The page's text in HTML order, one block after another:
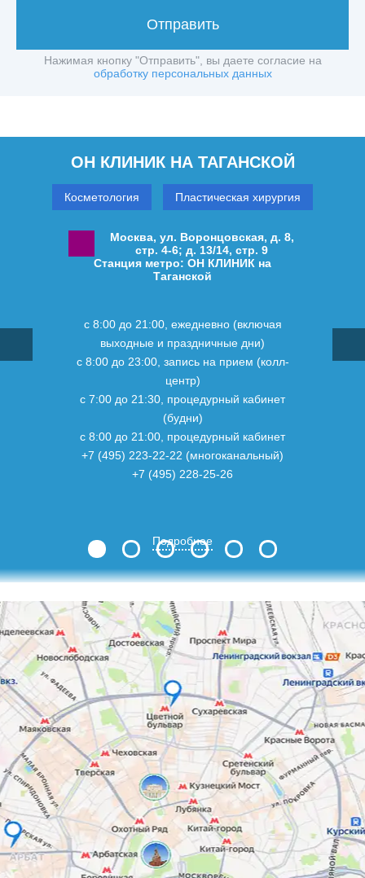
Отправить
Нажимая кнопку "Отправить", вы даете согласие на
обработку персональных данных
ОН КЛИНИК НА ТАГАНСКОЙ
Косметология Пластическая хирургия
Москва, ул. Воронцовская, д. 8,
стр. 4-6; д. 13/14, стр. 9
Станция метро: ОН КЛИНИК на
Таганской
с 8:00 до 21:00, ежедневно (включая
выходные и праздничные дни)
с 8:00 до 23:00, запись на прием (колл-
центр)
с 7:00 до 21:30, процедурный кабинет
(будни)
с 8:00 до 21:00, процедурный кабинет
+7 (495) 223-22-22 (многоканальный)
+7 (495) 228-25-26
Подробнее